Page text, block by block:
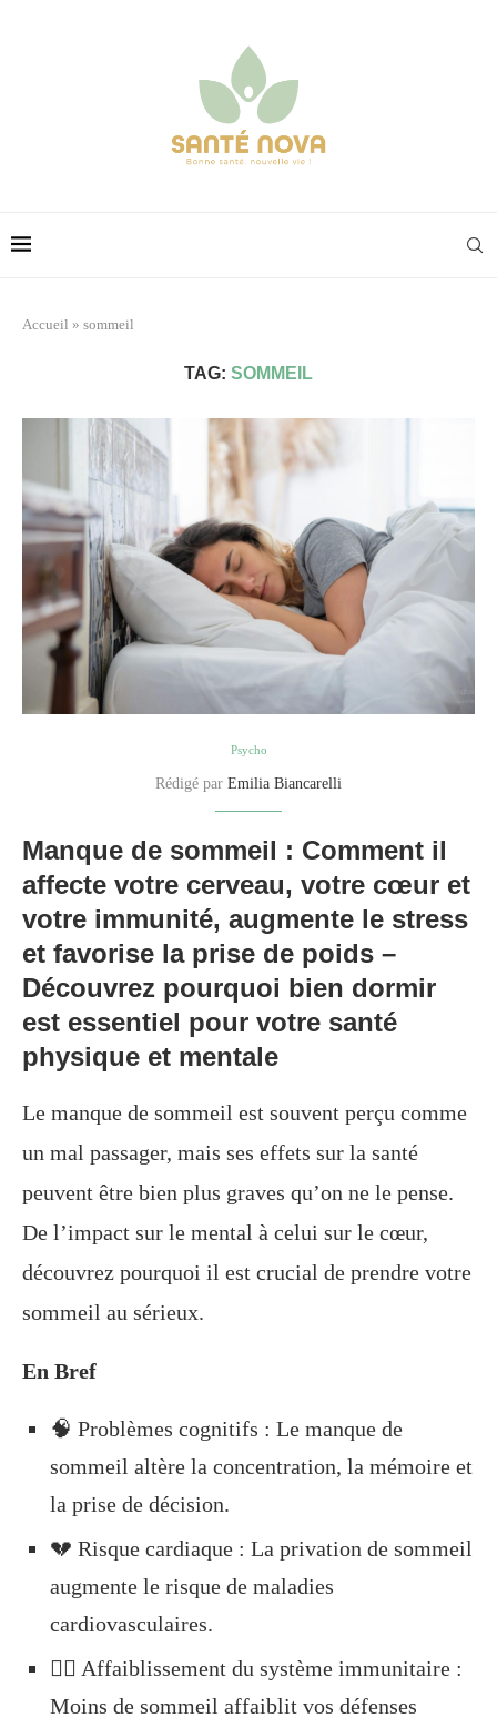
Accueil » sommeil
TAG: SOMMEIL
Psycho
Rédigé par Emilia Biancarelli
Manque de sommeil : Comment il
affecte votre cerveau, votre cœur et
votre immunité, augmente le stress
et favorise la prise de poids –
Découvrez pourquoi bien dormir
est essentiel pour votre santé
physique et mentale
Le manque de sommeil est souvent perçu comme
un mal passager, mais ses effets sur la santé
peuvent être bien plus graves qu’on ne le pense.
De l’impact sur le mental à celui sur le cœur,
découvrez pourquoi il est crucial de prendre votre
sommeil au sérieux.
En Bref
🧠 Problèmes cognitifs : Le manque de
sommeil altère la concentration, la mémoire et
la prise de décision.
💔 Risque cardiaque : La privation de sommeil
augmente le risque de maladies
cardiovasculaires.
🏋️‍♀️ Affaiblissement du système immunitaire :
Moins de sommeil affaiblit vos défenses